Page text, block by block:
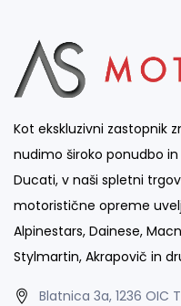
Kot ekskluzivni zastopnik
nudimo široko ponudbo
Ducati, v naši spletni
motoristične opreme
Alpinestars, Dainese,
Stylmartin, Akrapovič in
Blatnica 3a, 1236 OIC